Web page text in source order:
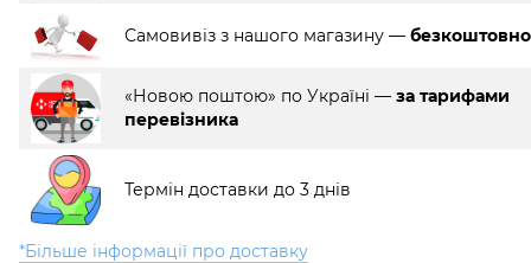
Самовивіз з нашого магазину — безкоштовно
«Новою поштою» по Україні — за тарифами
перевізника
Термін доставки до 3 днів
*Більше інформації про доставку